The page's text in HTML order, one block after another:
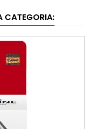
CATEGORIA: